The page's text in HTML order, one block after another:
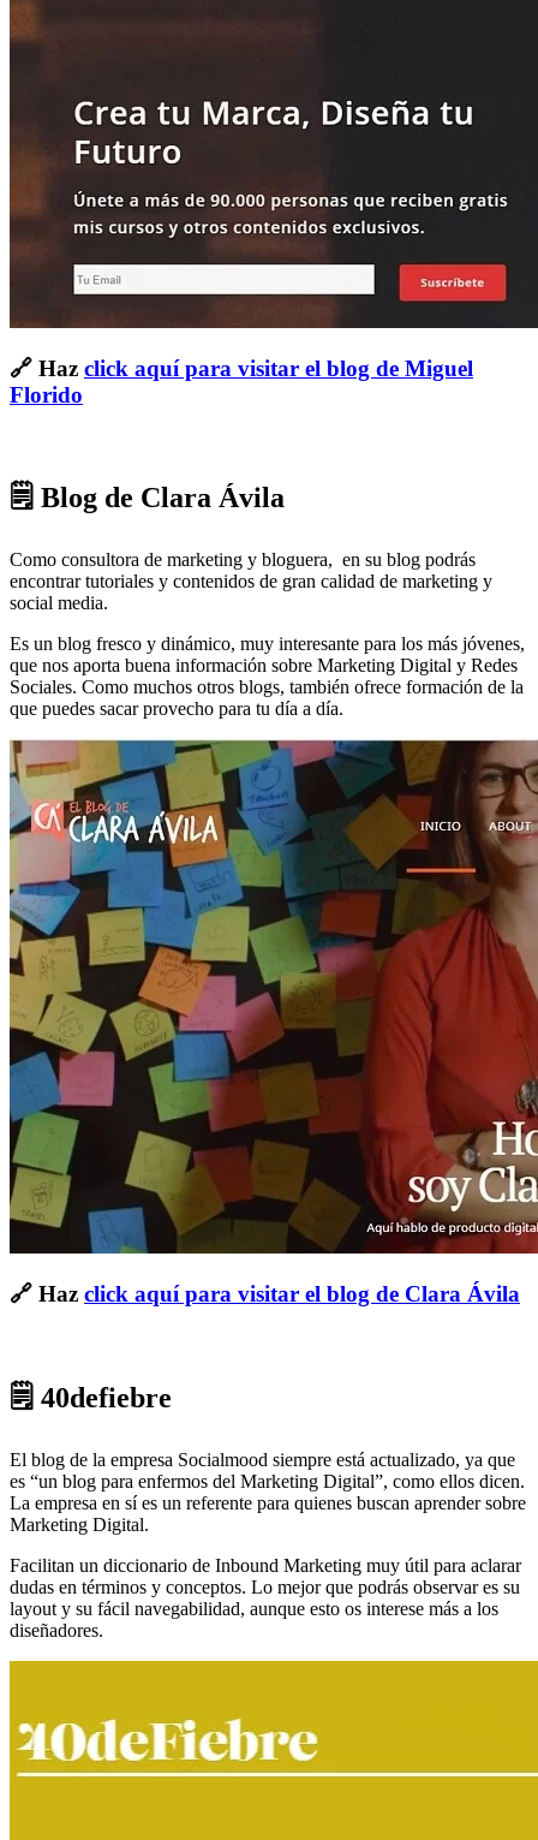
🔗 Haz click aquí para visitar el blog de Miguel
Florido
🗒 Blog de Clara Ávila
Como consultora de marketing y bloguera, en su blog podrás
encontrar tutoriales y contenidos de gran calidad de marketing y
social media.
Es un blog fresco y dinámico, muy interesante para los más jóvenes,
que nos aporta buena información sobre Marketing Digital y Redes
Sociales. Como muchos otros blogs, también ofrece formación de la
que puedes sacar provecho para tu día a día.
🔗 Haz click aquí para visitar el blog de Clara Ávila
🗒 40defiebre
El blog de la empresa Socialmood siempre está actualizado, ya que
es “un blog para enfermos del Marketing Digital”, como ellos dicen.
La empresa en sí es un referente para quienes buscan aprender sobre
Marketing Digital.
Facilitan un diccionario de Inbound Marketing muy útil para aclarar
dudas en términos y conceptos. Lo mejor que podrás observar es su
layout y su fácil navegabilidad, aunque esto os interese más a los
diseñadores.